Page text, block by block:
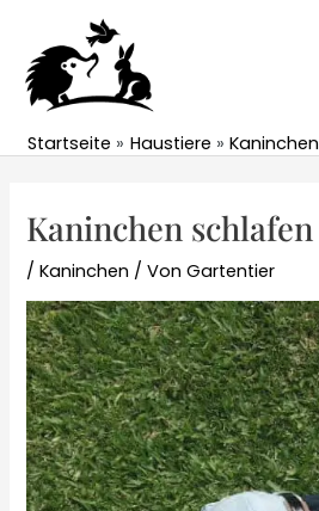
springen
Startseite Haustiere Kaninchen
Kaninchen schlafen
/Kaninchen / VonGartentier